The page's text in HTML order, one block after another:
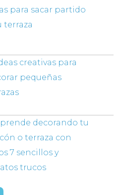
para sacar partido
terraza
creativas para
pequeñas
decorando tu
o terraza con
7 sencillos y
trucos